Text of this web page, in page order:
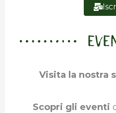
Visita la nostra
Scopri gli eventi